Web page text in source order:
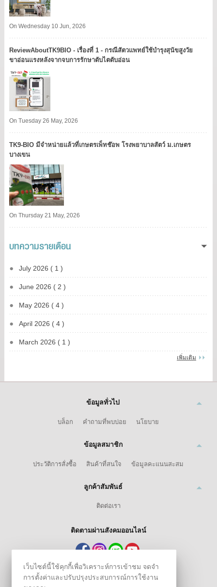
On Wednesday 10 Jun, 2026
ReviewAboutTK9BIO - เรื่องที่ 1 - กรณีสัตวแพทย์ใช้บำรุงสุนัขสูงวัย
ขาอ่อนแรงหลังจากจบการรักษาตับไตตับอ่อน
On Tuesday 26 May, 2026
TK9​-BIO มีจำหน่ายแล้วที่เกษตรเพ็ทช๊อพ โรงพยาบาลสัตว์ ม.เกษตร
บางเขน​
On Thursday 21 May, 2026
บทความรายเดือน
July 2026 ( 1 )
June 2026 ( 2 )
May 2026 ( 4 )
April 2026 ( 4 )
March 2026 ( 1 )
เพิ่มเติม
ข้อมูลทั่วไป
บล็อก คำถามที่พบบ่อย นโยบาย
ข้อมูลสมาชิก
ประวัติการสั่งซื้อ สินค้าที่สนใจ ข้อมูลคะแนนสะสม
ลูกค้าสัมพันธ์
ติดต่อเรา
ติดตามผ่านสังคมออนไลน์
เว็บไซต์นี้ใช้คุกกี้เพื่อวิเคราะห์การเข้าชม จดจำ
การตั้งค่าและปรับปรุงประสบการณ์การใช้งาน